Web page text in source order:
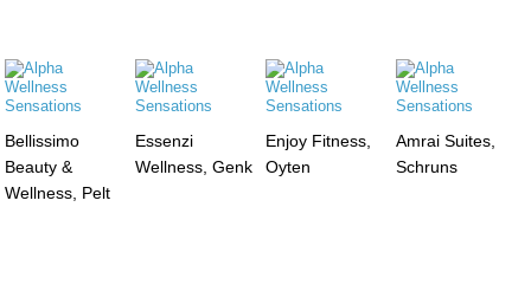
Bellissimo
Beauty &
Wellness, Pelt
Essenzi
Wellness, Genk
Enjoy Fitness,
Oyten
Amrai Suites,
Schruns